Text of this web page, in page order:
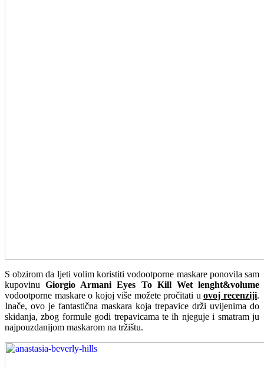
S obzirom da ljeti volim koristiti vodootporne maskare ponovila sam
kupovinuGiorgio Armani Eyes To Kill Wet lenght&volume
vodootporne maskare o kojoj više možete pročitati uovoj recenziji.
Inače, ovo je fantastična maskara koja trepavice drži uvijenima do
skidanja, zbog formule godi trepavicama te ih njeguje i smatram ju
najpouzdanijom maskarom na tržištu.